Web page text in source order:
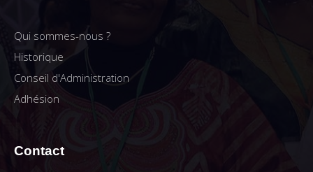
Qui sommes-nous ?
Historique
Conseil d'Administration
Adhésion
Contact